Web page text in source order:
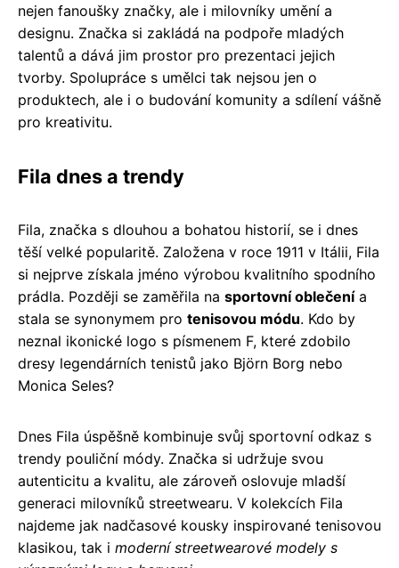
nejen fanoušky značky, ale i milovníky umění a
designu. Značka si zakládá na podpoře mladých
talentů a dává jim prostor pro prezentaci jejich
tvorby. Spolupráce s umělci tak nejsou jen o
produktech, ale i o budování komunity a sdílení vášně
pro kreativitu.
Fila dnes a trendy
Fila, značka s dlouhou a bohatou historií, se i dnes
těší velké popularitě. Založena v roce 1911 v Itálii, Fila
si nejprve získala jméno výrobou kvalitního spodního
prádla. Později se zaměřila na sportovní oblečenía
stala se synonymem pro tenisovou módu. Kdo by
neznal ikonické logo s písmenem F, které zdobilo
dresy legendárních tenistů jako Björn Borg nebo
Monica Seles?
Dnes Fila úspěšně kombinuje svůj sportovní odkaz s
trendy pouliční módy. Značka si udržuje svou
autenticitu a kvalitu, ale zároveň oslovuje mladší
generaci milovníků streetwearu. V kolekcích Fila
najdeme jak nadčasové kousky inspirované tenisovou
klasikou, tak i moderní streetwearové modely s